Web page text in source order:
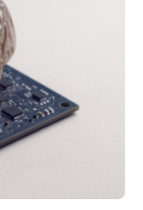
für realistische
und
Avatare zu
ganzheitliche
Gestik